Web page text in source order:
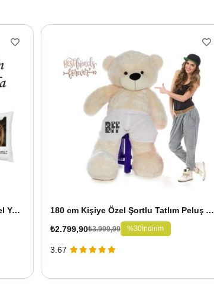
80 cm Bobo Peluş Ayıcık Kişiye Özel Yastık Hediyeli
180 cm Kişiye Özel Şortlu Tatlım Peluş Ayıcık
₺2.799,90₺3.999,99 %30 İndirim
3.67